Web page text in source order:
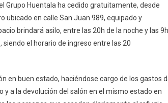
Grupo Huentala ha cedido gratuitamente, desde
ubicado en calle San Juan 989, equipado y
brindará asilo, entre las 20h de la noche y las 9h
el horario de ingreso entre las 20
en buen estado, haciéndose cargo de los gastos
a la devolución del salón en el mismo estado en